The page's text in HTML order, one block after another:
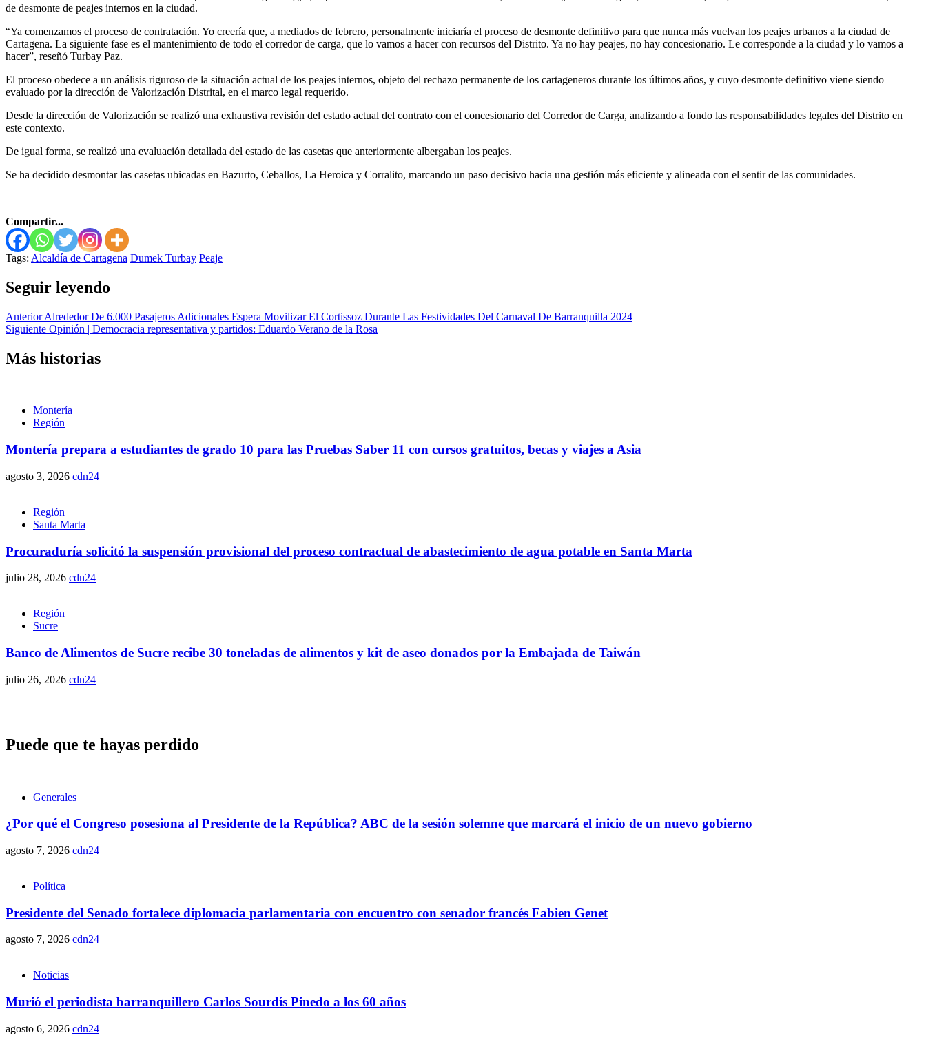
de desmonte de peajes internos en la ciudad.
“Ya comenzamos el proceso de contratación. Yo creería que, a mediados de febrero, personalmente iniciaría el proceso de desmonte definitivo para que nunca más vuelvan los peajes urbanos a la ciudad de
Cartagena. La siguiente fase es el mantenimiento de todo el corredor de carga, que lo vamos a hacer con recursos del Distrito. Ya no hay peajes, no hay concesionario. Le corresponde a la ciudad y lo vamos a
hacer”, reseñó Turbay Paz.
El proceso obedece a un análisis riguroso de la situación actual de los peajes internos, objeto del rechazo permanente de los cartageneros durante los últimos años, y cuyo desmonte definitivo viene siendo
evaluado por la dirección de Valorización Distrital, en el marco legal requerido.
Desde la dirección de Valorización se realizó una exhaustiva revisión del estado actual del contrato con el concesionario del Corredor de Carga, analizando a fondo las responsabilidades legales del Distrito en
este contexto.
De igual forma, se realizó una evaluación detallada del estado de las casetas que anteriormente albergaban los peajes.
Se ha decidido desmontar las casetas ubicadas en Bazurto, Ceballos, La Heroica y Corralito, marcando un paso decisivo hacia una gestión más eficiente y alineada con el sentir de las comunidades.
Compartir...
Tags: Alcaldía de Cartagena Dumek Turbay Peaje
Seguir leyendo
AnteriorAlrededor De 6.000 Pasajeros Adicionales Espera Movilizar El Cortissoz Durante Las Festividades Del Carnaval De Barranquilla 2024
Siguiente Opinión | Democracia representativa y partidos: Eduardo Verano de la Rosa​​​​​​​​
Más historias
Montería
Región
Montería prepara a estudiantes de grado 10 para las Pruebas Saber 11 con cursos gratuitos, becas y viajes a Asia
agosto 3, 2026 cdn24
Región
Santa Marta
Procuraduría solicitó la suspensión provisional del proceso contractual de abastecimiento de agua potable en Santa Marta
julio 28, 2026 cdn24
Región
Sucre
Banco de Alimentos de Sucre recibe 30 toneladas de alimentos y kit de aseo donados por la Embajada de Taiwán
julio 26, 2026 cdn24
Puede que te hayas perdido
Generales
¿Por qué el Congreso posesiona al Presidente de la República? ABC de la sesión solemne que marcará el inicio de un nuevo gobierno
agosto 7, 2026 cdn24
Política
Presidente del Senado fortalece diplomacia parlamentaria con encuentro con senador francés Fabien Genet
agosto 7, 2026 cdn24
Noticias
Murió el periodista barranquillero Carlos Sourdís Pinedo a los 60 años
agosto 6, 2026 cdn24